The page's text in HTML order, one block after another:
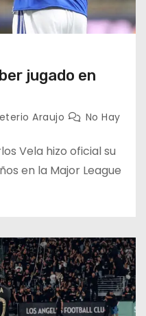
jugado en
Araujo
No Hay
Vela hizo oficial su
en la Major League